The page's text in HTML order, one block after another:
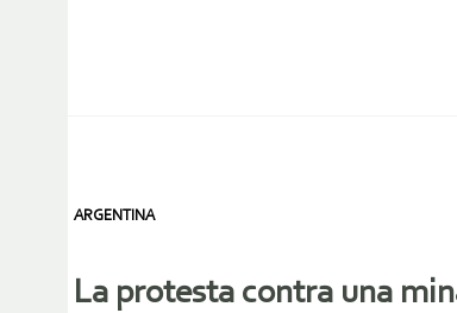
ARGENTINA
La protesta contra una